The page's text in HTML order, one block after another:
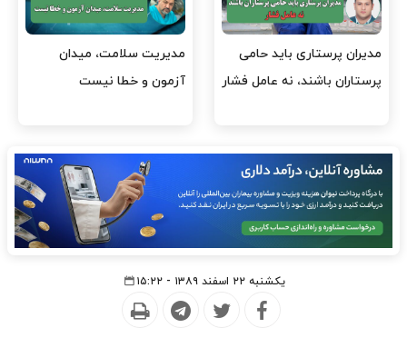
فشار
مدیریت سلامت، میدان
آزمون و خطا نیست
وقت وزیر بهداشت باید
افتتاح پروژه‌ها شود؟
یکشنبه ۲۲ اسفند ۱۳۸۹ - ۱۵:۲۲